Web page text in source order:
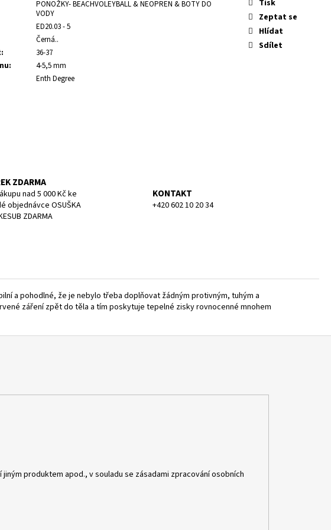
PONOŽKY- BEACHVOLEYBALL & NEOPREN & BOTY DO
VODY
ED20.03 - 5
Černá..
:
36-37
:
4-5,5 mm
Enth Degree
Tisk
Zeptat se
Hlídat
Sdílet
ZDARMA
nad 5 000 Kč ke
objednávce OSUŠKA
ZDARMA
KONTAKT
+420 602 10 20 34
a pohodlné, že je nebylo třeba doplňovat žádným protivným, tuhým a
záření zpět do těla a tím poskytuje tepelné zisky rovnocenné mnohem
produktem apod., v souladu se zásadami zpracování osobních